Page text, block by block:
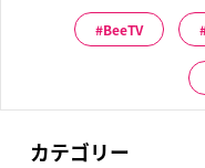
BeeTV
カテゴリー